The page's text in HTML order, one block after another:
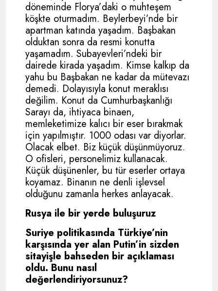
döneminde Florya’daki o muhteşem
köşkte oturmadım. Beylerbeyi’nde bir
apartman katında yaşadım. Başbakan
olduktan sonra da resmi konutta
yaşamadım. Subayevleri’ndeki bir
dairede kirada yaşadım. Kimse kalkıp da
yahu bu Başbakan ne kadar da mütevazı
demedi. Dolayısıyla konut meraklısı
değilim. Konut da Cumhurbaşkanlığı
Sarayı da, ihtiyaca binaen,
memleketimize kalıcı bir eser bırakmak
için yapılmıştır. 1000 odası var diyorlar.
Olacak elbet. Biz küçük düşünmüyoruz.
O ofisleri, personelimiz kullanacak.
Küçük düşünenler, bu tür eserler ortaya
koyamaz. Binanın ne denli işlevsel
olduğunu zamanla herkes anlayacak.
Rusya ile bir yerde buluşuruz
Suriye politikasında Türkiye’nin
karşısında yer alan Putin’in sizden
sitayişle bahseden bir açıklaması
oldu. Bunu nasıl
değerlendiriyorsunuz?